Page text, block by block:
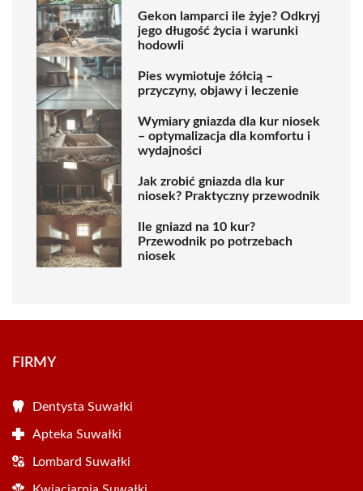
Gekon lamparci ile żyje? Odkryj
jego długość życia i warunki
hodowli
Pies wymiotuje żółcią –
przyczyny, objawy i leczenie
Wymiary gniazda dla kur niosek
– optymalizacja dla komfortu i
wydajności
Jak zrobić gniazda dla kur
niosek? Praktyczny przewodnik
Ile gniazd na 10 kur?
Przewodnik po potrzebach
niosek
FIRMY
Dentysta Suwałki
Apteka Suwałki
Lombard Suwałki